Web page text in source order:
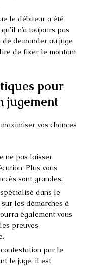
le débiteur a été
n’a toujours pas
demander au juge
de fixer le montant
pour
jugement
vos chances
ne pas laisser
Plus vous
sont grandes.
dans le
les démarches à
également vous
preuves
contestation par le
le juge, il est